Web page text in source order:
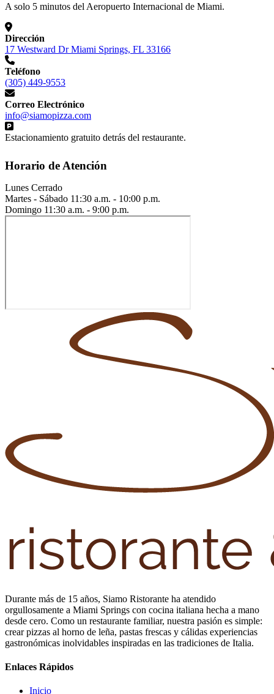
A solo 5 minutos del Aeropuerto Internacional de Miami.
Dirección
17 Westward Dr Miami Springs, FL 33166
Teléfono
(305) 449-9553
Correo Electrónico
info@siamopizza.com
Estacionamiento gratuito detrás del restaurante.
Horario de Atención
Lunes Cerrado
Martes - Sábado 11:30 a.m. - 10:00 p.m.
Domingo 11:30 a.m. - 9:00 p.m.
Durante más de 15 años, Siamo Ristorante ha atendido
orgullosamente a Miami Springs con cocina italiana hecha a mano
desde cero. Como un restaurante familiar, nuestra pasión es simple:
crear pizzas al horno de leña, pastas frescas y cálidas experiencias
gastronómicas inolvidables inspiradas en las tradiciones de Italia.
Enlaces Rápidos
Inicio